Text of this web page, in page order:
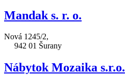
Mandak s. r. o.
Nová 1245/2,
942 01 Šurany
Nábytok Mozaika s.r.o.